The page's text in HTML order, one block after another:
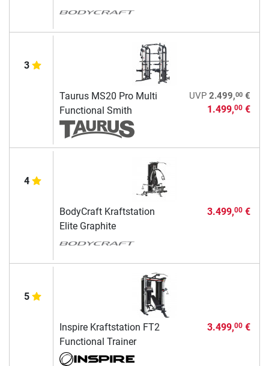
3
Taurus MS20 Pro Multi
Functional Smith
UVP 2.499,00€
1.499,00€
4
BodyCraft Kraftstation
Elite Graphite
3.499,00€
5
Inspire Kraftstation FT2
Functional Trainer
3.499,00€